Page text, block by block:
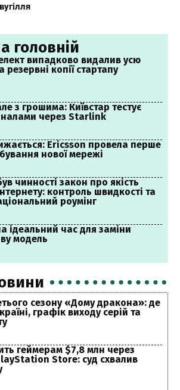
головній
випадково видалив усю
резервні копії стартапу
з грошима: Київстар тестує
через Starlink
Ericsson провела перше
нової мережі
чинності закон про якість
контроль швидкості та
роумінг
ідеальний час для заміни
модель
сезону «Дому дракона»: де
графік виходу серій та
геймерам $7,8 млн через
Store: суд схвалив